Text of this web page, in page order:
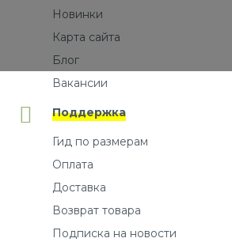
Новинки
Карта сайта
Блог
Вакансии
Поддержка
Гид по размерам
Оплата
Доставка
Возврат товара
Подписка на новости